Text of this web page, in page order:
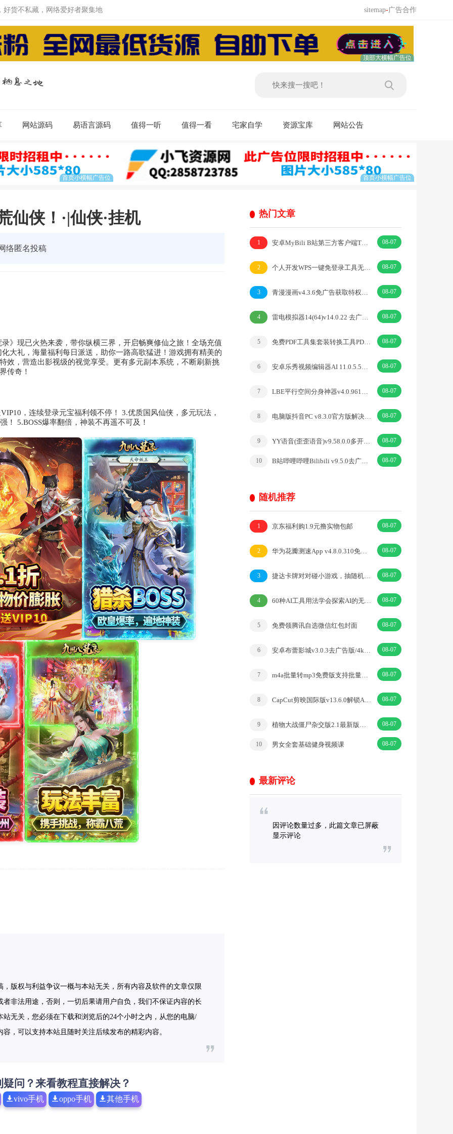
货不私藏，网络爱好者聚集地 sitemap-广告合作
网站源码 易语言源码 值得一听 值得一看 宅家自学 资源宝库 网站公告
仙侠！·|仙侠·挂机
络匿名投稿
》现已火热来袭，带你纵横三界，开启畅爽修仙之旅！全场充值
大礼，海量福利每日派送，助你一路高歌猛进！游戏拥有精美的
效，营造出影视级的视觉享受。更有多元副本系统，不断刷新挑
传奇！
，连续登录元宝福利领不停！ 3.优质国风仙侠，多元玩法，
5.BOSS爆率翻倍，神装不再遥不可及！
版权与利益争议一概与本站无关，所有内容及软件的文章仅限
非法用途，否则，一切后果请用户自负，我们不保证内容的长
无关，您必须在下载和浏览后的24个小时之内，从您的电脑/
，可以支持本站且随时关注后续发布的精彩内容。
问？来看教程直接解决？
vivo手机 oppo手机 其他手机
热门文章
1 安卓MyBili B站第三方客户端TV版v1.6.9 08-07
2 个人开发WPS一键免登录工具无需登录账号 08-07
3 青漫漫画v4.3.6免广告获取特权重制修复版 08-07
4 雷电模拟器14(64)v14.0.22 去广告绿色纯净版 08-07
5 免费PDF工具集套装转换工具PDFgear v2.1.18 08-07
6 安卓乐秀视频编辑器AI 11.0.5.5去广告解锁VIP版 08-07
7 LBE平行空间分身神器v4.0.9612解锁vip专业版 08-07
8 电脑版抖音PC v8.3.0官方版解决网页切换烦恼 08-07
9 YY语音(歪歪语音)v9.58.0.0多开去广告绿色版 08-07
10 B站哔哩哔哩Bilibili v9.5.0去广告内置漫游模块版 08-07
随机推荐
1 京东福利购1.9元撸实物包邮 08-07
2 华为花瓣测速App v4.8.0.310免费纯净无广告 08-07
3 捷达卡牌对对碰小游戏，抽随机微信红包 08-07
4 60种AI工具用法学会探索AI的无限可能 08-07
5 免费领腾讯自选微信红包封面 08-07
6 安卓布蕾影城v3.0.3去广告版/4k蓝光画质秒播 08-07
7 m4a批量转mp3免费版支持批量音频格式转换 08-07
8 CapCut剪映国际版v13.6.0解锁AppModz专业版 08-07
9 植物大战僵尸杂交版2.1最新版本（盲盒模式)（无尽宝藏模式） 08-07
10 男女全套基础健身视频课 08-07
最新评论
因评论数量过多，此篇文章已屏蔽
显示评论